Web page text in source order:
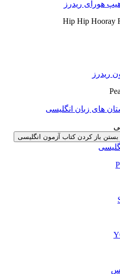
هورای ریدرز
Hip Hip Hooray
ریدرز
های زبان انگلیسی
بستن باز کردن کتاب آزمون انگلیسی